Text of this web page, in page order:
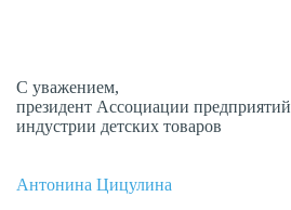
С уважением,
президент Ассоциации предприятий
индустрии детских товаров
Антонина Цицулина